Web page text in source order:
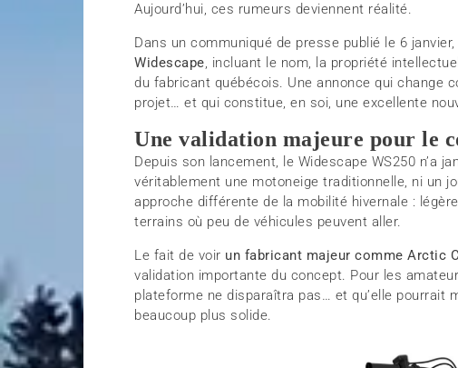
Aujourd’hui, ces rumeurs deviennent réalité.
Dans un communiqué de presse publié le 6
Widescape, incluant le nom, la propriété
du fabricant québécois. Une annonce qui change
projet… et qui constitue, en soi, une excellente
Une validation majeure pour le
Depuis son lancement, le Widescape WS250 n’a
véritablement une motoneige traditionnelle, ni un
approche différente de la mobilité hivernale :
terrains où peu de véhicules peuvent aller.
Le fait de voir un fabricant majeur comme Arctic
validation importante du concept. Pour les
plateforme ne disparaîtra pas… et qu’elle pourrait
beaucoup plus solide.